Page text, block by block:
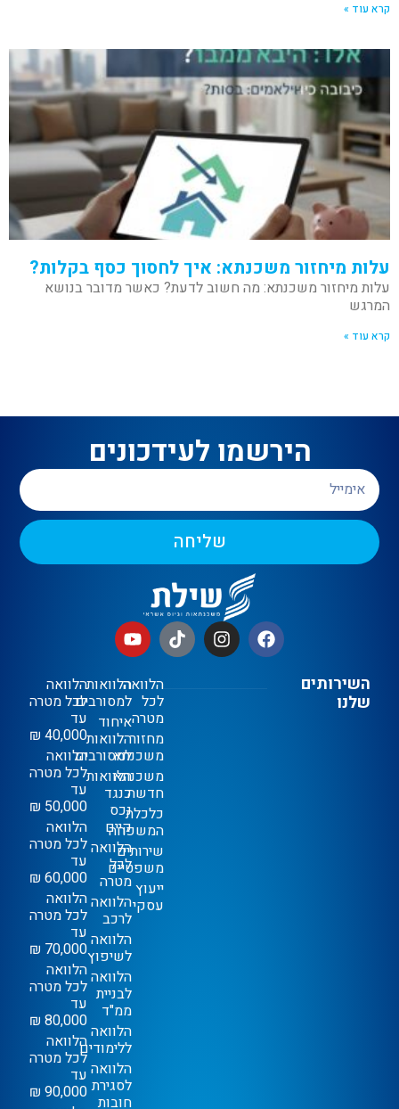
קרא עוד »
עלות מיחזור משכנתא: איך לחסוך כסף בקלות?
עלות מיחזור משכנתא: מה חשוב לדעת? כאשר מדובר בנושא
המרגש
קרא עוד »
הירשמו לעידכונים
שליחה
השירותים
שלנו
הלוואה
לכל
מטרה
מחזור
משכנתא
משכנתא
חדשה
כלכלת
המשפחה
שירותים
משפטיים
ייעוץ
עסקי
הלוואות
למסורבים
איחוד
הלוואות
למסורבים
הלוואות
כנגד
נכס
קיים
הלוואה
לכל
מטרה
הלוואה
לרכב
הלוואה
לשיפוץ
הלוואה
לבניית
ממ"ד
הלוואה
ללימודים
הלוואה
לסגירת
חובות
הלוואה
לכל מטרה
עד
40,000 ₪
הלוואה
לכל מטרה
עד
50,000 ₪
הלוואה
לכל מטרה
עד
60,000 ₪
הלוואה
לכל מטרה
עד
70,000 ₪
הלוואה
לכל מטרה
עד
80,000 ₪
הלוואה
לכל מטרה
עד
90,000 ₪